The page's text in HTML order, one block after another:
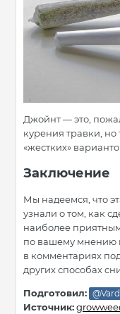
Джойнт — это,
курения травки,
«жестких»
Заключение
Мы надеемся, что
узнали о том, как
наиболее приятным
по вашему мнению
в комментариях
других способах
Подготовил:
Источник: